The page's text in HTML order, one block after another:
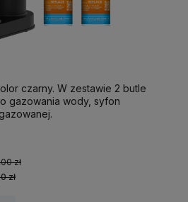
czarny. W zestawie 2 butle
gazowania wody, syfon
zł
zł